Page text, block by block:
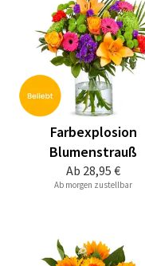
Ab 28,95 €
Farbexplosion
Blumenstrauß
Ab morgen zustellbar